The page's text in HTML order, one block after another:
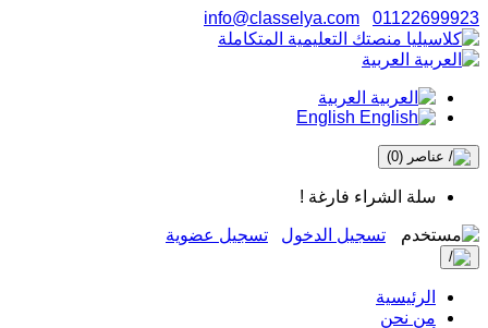
01122699923
info@classelya.com
العربية
العربية
English
عناصر (0)
سلة الشراء فارغة !
تسجيل الدخول تسجيل عضوية
الرئيسية
من نحن